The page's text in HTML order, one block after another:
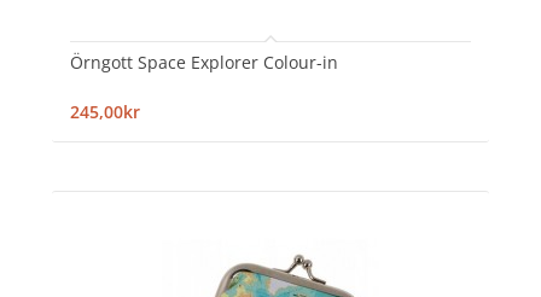
Örngott Space Explorer Colour-in
245,00kr